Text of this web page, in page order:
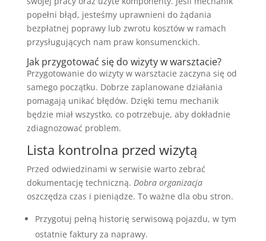
popełni błąd, jesteśmy uprawnieni do żądania
bezpłatnej poprawy lub zwrotu kosztów w ramach
przysługujących nam praw konsumenckich.
Jak przygotować się do wizyty w warsztacie?
Przygotowanie do wizyty w warsztacie zaczyna się od
samego początku. Dobrze zaplanowane działania
pomagają unikać błędów. Dzięki temu mechanik
będzie miał wszystko, co potrzebuje, aby dokładnie
zdiagnozować problem.
Lista kontrolna przed wizytą
Przed odwiedzinami w serwisie warto zebrać
dokumentację techniczną. Dobra organizacja
oszczędza czas i pieniądze. To ważne dla obu stron.
Przygotuj pełną historię serwisową pojazdu, w tym
ostatnie faktury za naprawy.